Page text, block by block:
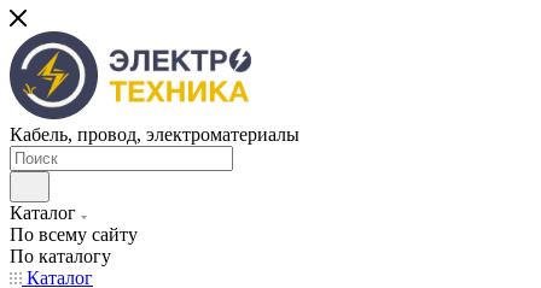
Кабель, провод, электроматериалы
Каталог
По всему сайту
По каталогу
Каталог